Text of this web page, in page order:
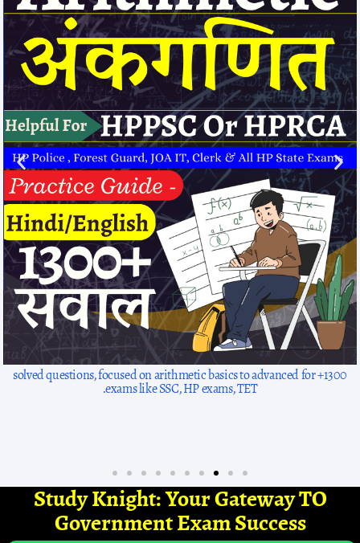
1300+ solved questions, focused on arithmetic basics to advanced for
exams like SSC, HP exams, TET.
Study Knight: Your Gateway TO
Government Exam Success